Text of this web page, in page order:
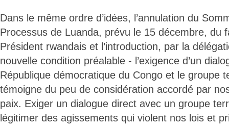
Dans le même ordre d’idées, l’annulation du
Processus de Luanda, prévu le 15 décembre, du
Président rwandais et l’introduction, par la
nouvelle condition préalable - l’exigence d’un
République démocratique du Congo et le groupe
témoigne du peu de considération accordé par
paix. Exiger un dialogue direct avec un groupe
légitimer des agissements qui violent nos lois et